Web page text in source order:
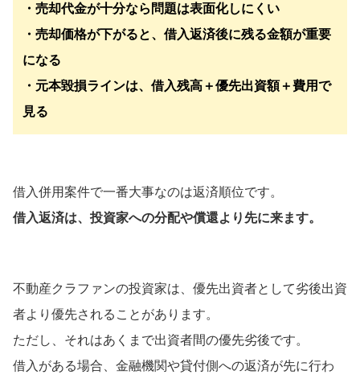
・売却代金が十分なら問題は表面化しにくい
・売却価格が下がると、借入返済後に残る金額が重要
になる
・元本毀損ラインは、借入残高＋優先出資額＋費用で
見る
借入併用案件で一番大事なのは返済順位です。
借入返済は、投資家への分配や償還より先に来ます。
不動産クラファンの投資家は、優先出資者として劣後出資
者より優先されることがあります。
ただし、それはあくまで出資者間の優先劣後です。
借入がある場合、金融機関や貸付側への返済が先に行わ